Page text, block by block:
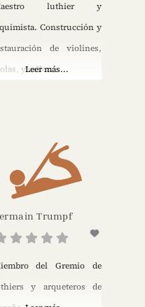
luthier y
Construcción y
de violines,
y cellos.
Leer más...
Trumpf
del Gremio de
y arqueteros de